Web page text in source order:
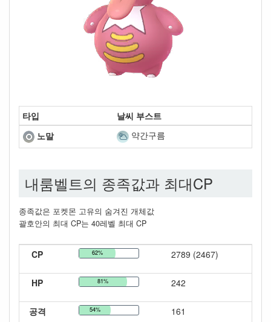
타입
날씨 부스트
노말
약간구름
내룸벨트의 종족값과 최대CP
종족값은 포켓몬 고유의 숨겨진 개체값
괄호안의 최대 CP는 40레벨 최대 CP
CP 62% 2789 (2467)
HP 81% 242
공격 54% 161